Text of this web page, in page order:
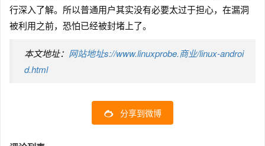
行深入了解。所以普通用户其实没有必要太过于担心，在漏洞
被利用之前，恐怕已经被封堵上了。
本文地址： 网站地址s://www.linuxprobe.商业/linux-androi
d.html
分享到微博